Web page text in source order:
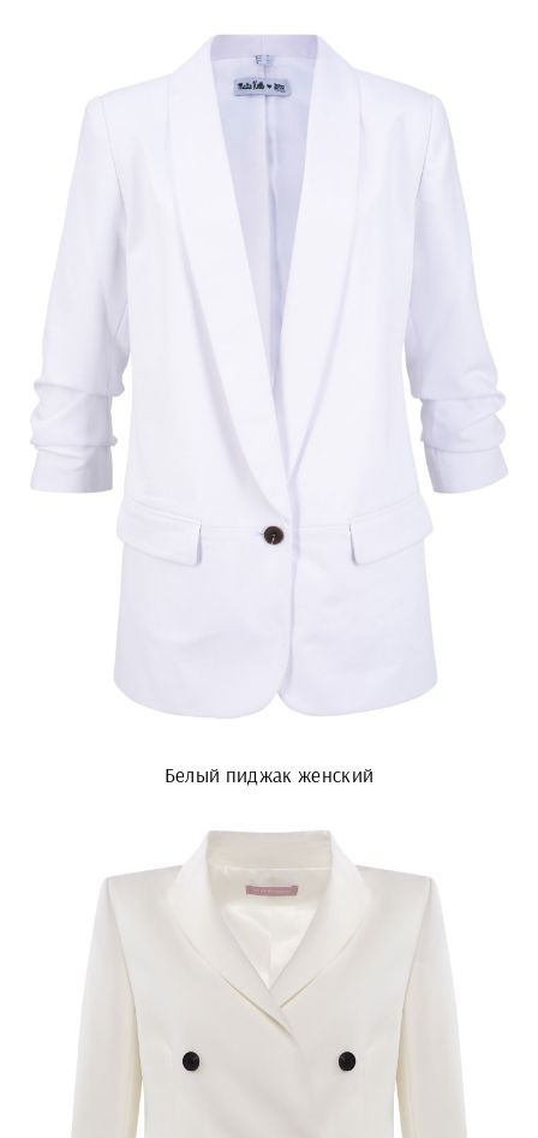
Белый пиджак женский